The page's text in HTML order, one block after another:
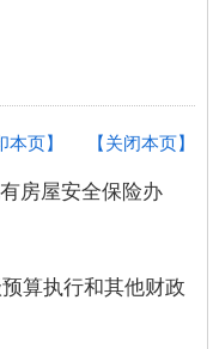
【关闭本页】
本页】
房屋安全保险办
算执行和其他财政